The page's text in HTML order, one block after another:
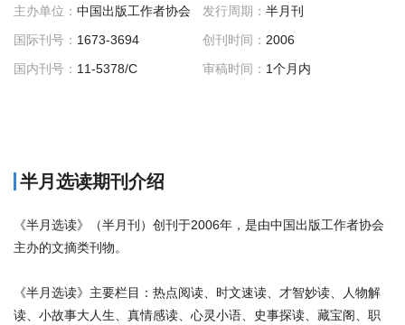
主办单位： 中国出版工作者协会
国际刊号： 1673-3694
国内刊号： 11-5378/C
发行周期： 半月刊
创刊时间： 2006
审稿时间： 1个月内
半月选读期刊介绍
《半月选读》（半月刊）创刊于2006年，是由中国出版工作者协会
主办的文摘类刊物。
《半月选读》主要栏目：热点阅读、时文速读、才智妙读、人物解
读、小故事大人生、真情感读、心灵小语、史事探读、藏宝阁、职